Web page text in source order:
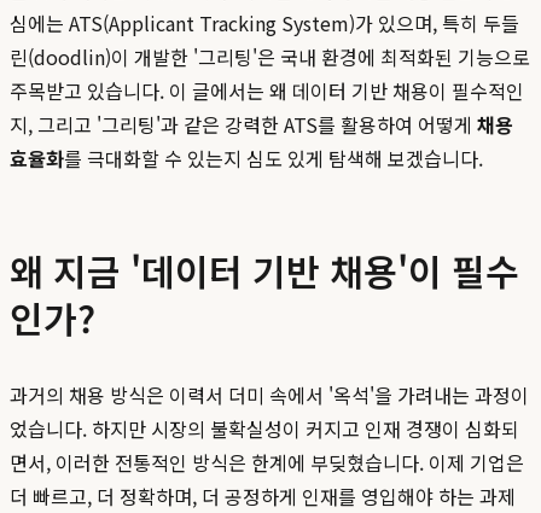
심에는 ATS(Applicant Tracking System)가 있으며, 특히 두들
린(doodlin)이 개발한 '그리팅'은 국내 환경에 최적화된 기능으로
주목받고 있습니다. 이 글에서는 왜 데이터 기반 채용이 필수적인
지, 그리고 '그리팅'과 같은 강력한 ATS를 활용하여 어떻게 채용
효율화를 극대화할 수 있는지 심도 있게 탐색해 보겠습니다.
왜 지금 '데이터 기반 채용'이 필수
인가?
과거의 채용 방식은 이력서 더미 속에서 '옥석'을 가려내는 과정이
었습니다. 하지만 시장의 불확실성이 커지고 인재 경쟁이 심화되
면서, 이러한 전통적인 방식은 한계에 부딪혔습니다. 이제 기업은
더 빠르고, 더 정확하며, 더 공정하게 인재를 영입해야 하는 과제